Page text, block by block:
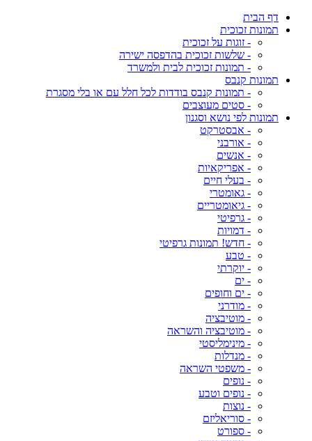
דף הבית
תמונות זכוכית
- זוגות על זכוכית
- שלשות זכוכית בהדפסה ישירה
- תמונות זכוכית לבית ולמשרד
תמונות קנבס
- תמונות קנבס בודדות לכל חלל עם או בלי מסגרת
- סטים מעוצבים
תמונות לפי נושא וסגנון
- אבסטרקט
- אורבני
- אנשים
- אפריקאיות
- בעלי חיים
- גאומטרי
- גיאומטריים
- גרפיטי
- דמויות
- חדש! תמונות גרפיטי
- טבע
- יוקרתי
- ים
- ים וחופים
- מודרני
- מוטיבציה
- מוטיבציה והשראה
- מינימליסטי
- מנדלות
- משפטי השראה
- נופים
- נופים וטבע
- נוצות
- סוריאליזם
- ספורט